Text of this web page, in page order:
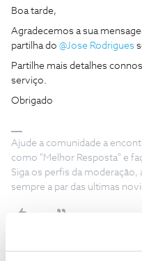
Boa tarde,
Agradecemos a sua
partilha do ​ @Jose Rodrigues
Partilhe mais detalhes
serviço.
Obrigado
Ajude a comunidade a
como "Melhor Resposta" e
Siga os perfis da moderação,
sempre a par das ultimas